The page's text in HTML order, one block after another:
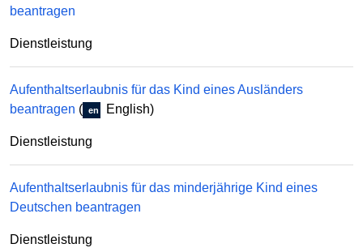
beantragen
Dienstleistung
Aufenthaltserlaubnis für das Kind eines Ausländers
beantragen ( en English)
Dienstleistung
Aufenthaltserlaubnis für das minderjährige Kind eines
Deutschen beantragen
Dienstleistung